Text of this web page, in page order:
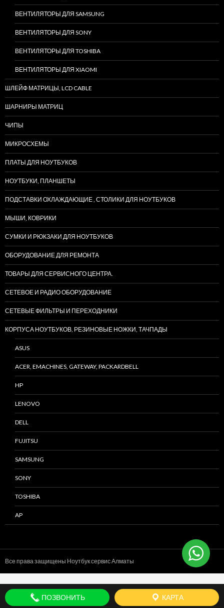
ВЕНТИЛЯТОРЫ ДЛЯ SAMSUNG
ВЕНТИЛЯТОРЫ ДЛЯ SONY
ВЕНТИЛЯТОРЫ ДЛЯ TOSHIBA
ВЕНТИЛЯТОРЫ ДЛЯ XIAOMI
ШЛЕЙФ МАТРИЦЫ, LCD CABLE
ШАРНИРЫ МАТРИЦ
ЧИПЫ
МИКРОСХЕМЫ
ПЛАТЫ ДЛЯ НОУТБУКОВ
НОУТБУКИ, ПЛАНШЕТЫ
ПОДСТАВКИ ОХЛАЖДАЮЩИЕ , СТОЛИКИ ДЛЯ НОУТБУКОВ
МЫШИ, КОВРИКИ
СУМКИ И РЮКЗАКИ ДЛЯ НОУТБУКОВ
ОБОРУДОВАНИЕ ДЛЯ РЕМОНТА
ТОВАРЫ ДЛЯ СЕРВИСНОГО ЦЕНТРА.
СЕТЕВОЕ И РАДИО ОБОРУДОВАНИЕ
СЕТЕВЫЕ ФИЛЬТРЫ И ПЕРЕХОДНИКИ
КОРПУСА НОУТБУКОВ, РЕЗИНОВЫЕ НОЖКИ, ТАЧПАДЫ
ASUS
ACER, EMACHINES, GATEWAY, PACKARDBELL
HP
LENOVO
DELL
FUJITSU
SAMSUNG
SONY
TOSHIBA
AP
Все права защищены Ноутбук сервисАлматы
ПОЗВОНИТЬ КАРТА